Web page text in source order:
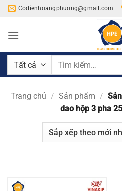
Bỏ
nội
Codienhoangphuong@gmail.com
Tìm
Trang chủ / Sản phẩm /
dao hộp 3 pha